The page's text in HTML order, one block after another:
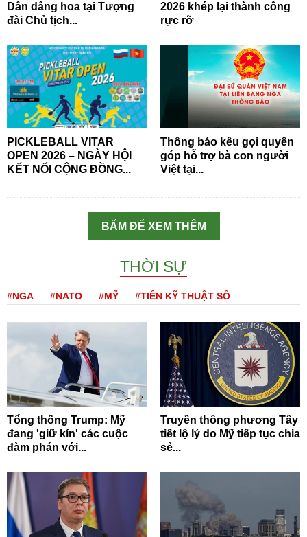
Dân dâng hoa tại Tượng
đài Chủ tịch...
2026 khép lại thành công
rực rỡ
PICKLEBALL VITAR
OPEN 2026 – NGÀY HỘI
KẾT NỐI CỘNG ĐỒNG...
Thông báo kêu gọi quyên
góp hỗ trợ bà con người
Việt tại...
BẤM ĐỂ XEM THÊM
THỜI SỰ
#NGA #NATO #MỸ #TIỀN KỸ THUẬT SỐ
Tổng thống Trump: Mỹ
đang 'giữ kín' các cuộc
đàm phán với...
Truyền thông phương Tây
tiết lộ lý do Mỹ tiếp tục chia
sẻ...